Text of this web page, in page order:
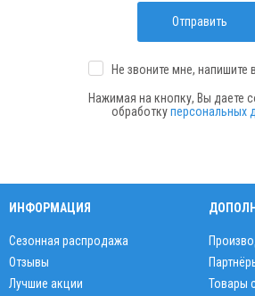
Отправить
Не звоните мне, напишите
Нажимая на кнопку, Вы даете
обработкуперсональных
ИНФОРМАЦИЯ
Сезонная распродажа
Отзывы
Лучшие акции
Товары